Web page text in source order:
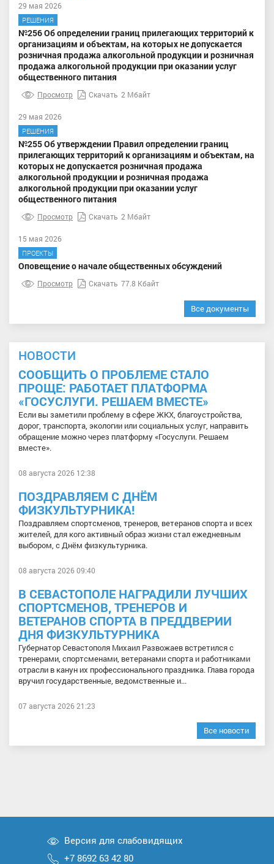
29 мая 2026
РЕШЕНИЯ
№256 Об определении границ прилегающих территорий к
организациям и объектам, на которых не допускается
розничная продажа алкогольной продукции и розничная
продажа алкогольной продукции при оказании услуг
общественного питания
Просмотр Скачать 2 Мбайт
29 мая 2026
РЕШЕНИЯ
№255 Об утверждении Правил определении границ
прилегающих территорий к организациям и объектам, на
которых не допускается розничная продажа
алкогольной продукции и розничная продажа
алкогольной продукции при оказании услуг
общественного питания
Просмотр Скачать 2 Мбайт
15 мая 2026
ПРОЕКТЫ
Оповещение о начале общественных обсуждений
Просмотр Скачать 77.8 Кбайт
Все документы
НОВОСТИ
СООБЩИТЬ О ПРОБЛЕМЕ СТАЛО
ПРОЩЕ: РАБОТАЕТ ПЛАТФОРМА
«ГОСУСЛУГИ. РЕШАЕМ ВМЕСТЕ»
Если вы заметили проблему в сфере ЖКХ, благоустройства,
дорог, транспорта, экологии или социальных услуг, направить
обращение можно через платформу «Госуслуги. Решаем
вместе».
08 августа 2026 12:38
ПОЗДРАВЛЯЕМ С ДНЁМ
ФИЗКУЛЬТУРНИКА!
Поздравляем спортсменов, тренеров, ветеранов спорта и всех
жителей, для кого активный образ жизни стал ежедневным
выбором, с Днём физкультурника.
08 августа 2026 09:40
В СЕВАСТОПОЛЕ НАГРАДИЛИ ЛУЧШИХ
СПОРТСМЕНОВ, ТРЕНЕРОВ И
ВЕТЕРАНОВ СПОРТА В ПРЕДДВЕРИИ
ДНЯ ФИЗКУЛЬТУРНИКА
Губернатор Севастополя Михаил Развожаев встретился с
тренерами, спортсменами, ветеранами спорта и работниками
отрасли в канун их профессионального праздника. Глава города
вручил государственные, ведомственные и...
07 августа 2026 21:23
Все новости
Версия для слабовидящих
+7 8692 63 42 80